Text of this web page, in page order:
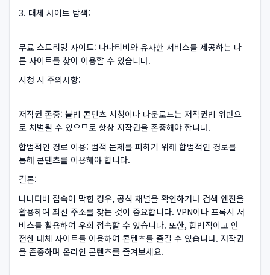
3. 대체 사이트 탐색:
무료 스트리밍 사이트: 나나티비와 유사한 서비스를 제공하는 다
른 사이트를 찾아 이용할 수 있습니다.
시청 시 주의사항:
저작권 존중: 불법 콘텐츠 시청이나 다운로드는 저작권법 위반으
로 처벌될 수 있으므로 항상 저작권을 존중해야 합니다.
합법적인 경로 이용: 법적 문제를 피하기 위해 합법적인 경로를
통해 콘텐츠를 이용해야 합니다.
결론:
나나티비 접속이 막힌 경우, 공식 채널을 확인하거나 검색 엔진을
활용하여 최신 주소를 찾는 것이 중요합니다. VPN이나 프록시 서
비스를 활용하여 우회 접속할 수 있습니다. 또한, 합법적이고 안
전한 대체 사이트를 이용하여 콘텐츠를 즐길 수 있습니다. 저작권
을 존중하며 온라인 콘텐츠를 즐겨보세요.